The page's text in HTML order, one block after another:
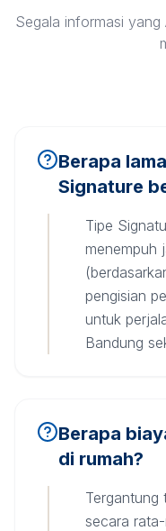
Segala informasi yang
Berapa
Signature
Tipe
menempuh
pengisian
untuk
Bandung
Berapa
di rumah?
Tergantung
secara